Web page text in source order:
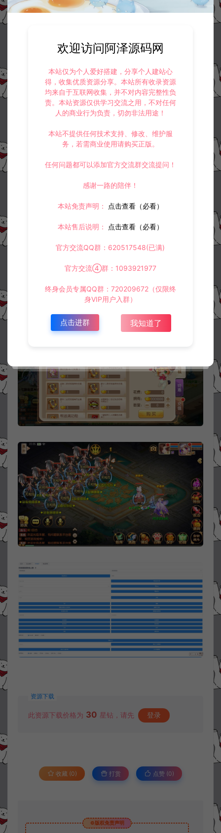
资源下载
此资源下载价格为 30 星钻，请先 登录
收藏 (0) 打赏 点赞 (0)
©版权免责声明
欢迎访问阿泽源码网
本站仅为个人爱好搭建，分享个人建站心
得，收集优质资源分享。本站所有收录资源
均来自于互联网收集，并不对内容完整性负
责。本站资源仅供学习交流之用，不对任何
人的商业行为负责，切勿非法用途！
本站不提供任何技术支持、修改、维护服
务，若需商业使用请购买正版。
任何问题都可以添加官方交流群交流提问！
感谢一路的陪伴！
本站免责声明： 点击查看（必看）
本站售后说明： 点击查看（必看）
官方交流QQ群：620517548(已满)
官方交流④群：1093921977
终身会员专属QQ群：720209672（仅限终
身VIP用户入群）
点击进群 我知道了